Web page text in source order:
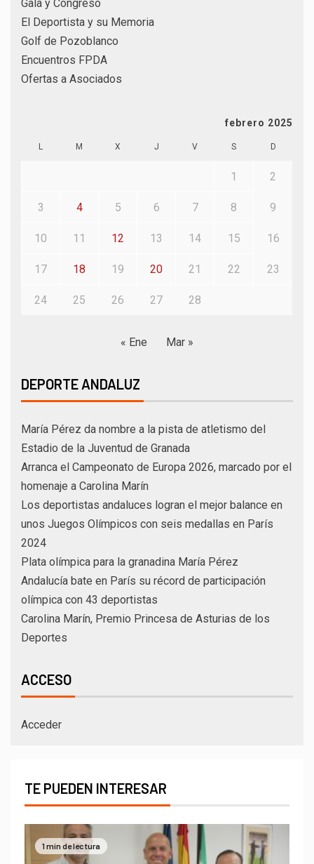
Gala y Congreso
El Deportista y su Memoria
Golf de Pozoblanco
Encuentros FPDA
Ofertas a Asociados
febrero 2025
L M X J V S D
1 2
3 4 5 6 7 8 9
10 11 12 13 14 15 16
17 18 19 20 21 22 23
24 25 26 27 28
« Ene Mar »
DEPORTE ANDALUZ
María Pérez da nombre a la pista de atletismo del
Estadio de la Juventud de Granada
Arranca el Campeonato de Europa 2026, marcado por el
homenaje a Carolina Marín
Los deportistas andaluces logran el mejor balance en
unos Juegos Olímpicos con seis medallas en París
2024
Plata olímpica para la granadina María Pérez
Andalucía bate en París su récord de participación
olímpica con 43 deportistas
Carolina Marín, Premio Princesa de Asturias de los
Deportes
ACCESO
Acceder
TE PUEDEN INTERESAR
1 min de lectura